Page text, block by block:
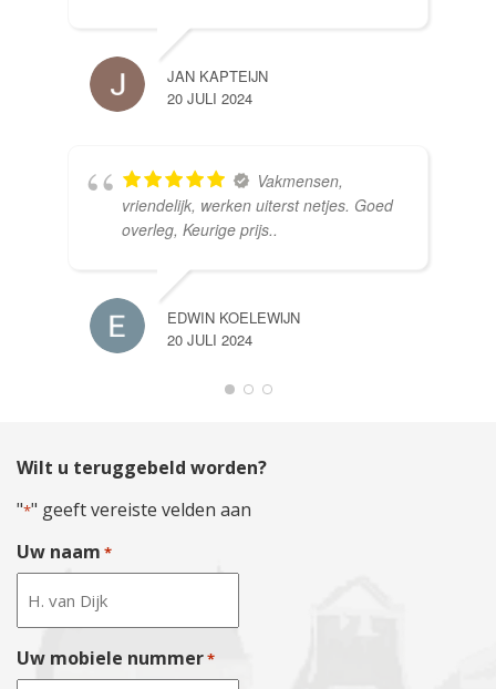
JAN KAPTEIJN
20 JULI 2024
Vakmensen,
vriendelijk, werken uiterst netjes. Goed
overleg, Keurige prijs..
EDWIN KOELEWIJN
20 JULI 2024
Wilt u teruggebeld worden?
"*" geeft vereiste velden aan
Uw naam *
Uw mobiele nummer*